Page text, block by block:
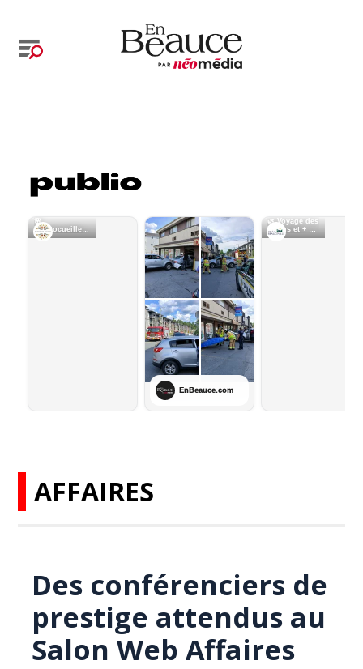
AFFAIRES
Des conférenciers de
prestige attendus au
Salon Web Affaires